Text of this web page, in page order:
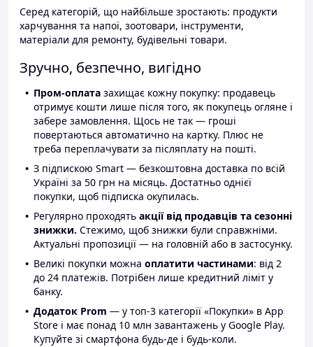
Серед категорій, що найбільше зростають: продукти
харчування та напої, зоотовари, інструменти,
матеріали для ремонту, будівельні товари.
Зручно, безпечно, вигідно
Пром-оплата захищає кожну покупку: продавець
отримує кошти лише після того, як покупець огляне і
забере замовлення. Щось не так — гроші
повертаються автоматично на картку. Плюс не
треба переплачувати за післяплату на пошті.
З підпискою Smart — безкоштовна доставка по всій
Україні за 50 грн на місяць. Достатньо однієї
покупки, щоб підписка окупилась.
Регулярно проходять акції від продавців та сезонні
знижки. Стежимо, щоб знижки були справжніми.
Актуальні пропозиції — на головній або в застосунку.
Великі покупки можна оплатити частинами: від 2
до 24 платежів. Потрібен лише кредитний ліміт у
банку.
Додаток Prom — у топ-3 категорії «Покупки» в App
Store і має понад 10 млн завантажень у Google Play.
Купуйте зі смартфона будь-де і будь-коли.